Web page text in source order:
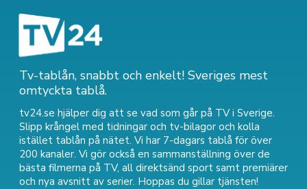
Tv-tablån, snabbt och enkelt! Sveriges mest
omtyckta tablå.
tv24.se hjälper dig att se vad som går på TV i Sverige.
Slipp krångel med tidningar och tv-bilagor och kolla
istället tablån på nätet. Vi har 7-dagars tablå för över
200 kanaler. Vi gör också en sammanställning över de
bästa filmerna på TV, all direktsänd sport samt premiärer
och nya avsnitt av serier. Hoppas du gillar tjänsten!